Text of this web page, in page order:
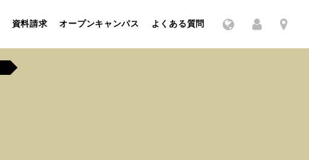
資料請求 オープンキャンパス よくある質問